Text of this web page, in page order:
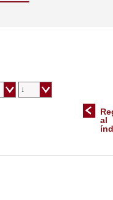
al